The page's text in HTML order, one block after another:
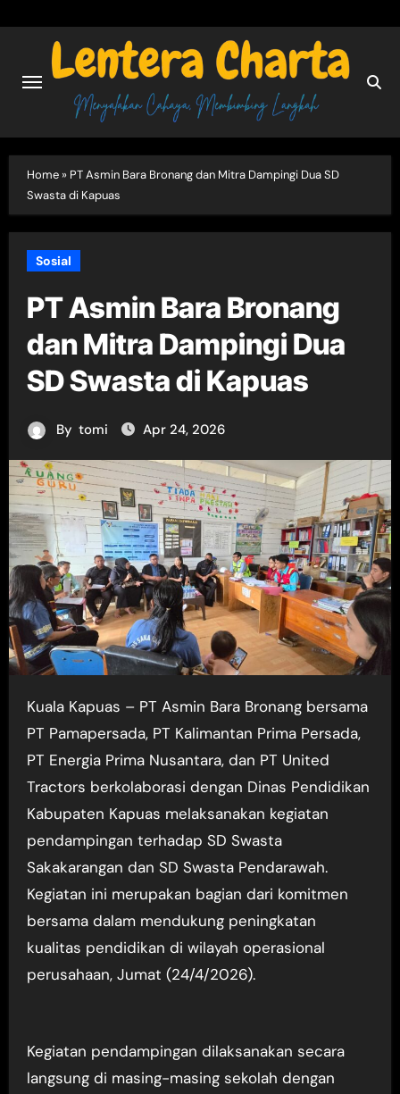
Home» PT Asmin Bara Bronang dan Mitra Dampingi Dua SD
Swasta di Kapuas
Sosial
PT Asmin Bara Bronang
dan Mitra Dampingi Dua
SD Swasta di Kapuas
By tomi Apr 24, 2026
Kuala Kapuas – PT Asmin Bara Bronang bersama
PT Pamapersada, PT Kalimantan Prima Persada,
PT Energia Prima Nusantara, dan PT United
Tractors berkolaborasi dengan Dinas Pendidikan
Kabupaten Kapuas melaksanakan kegiatan
pendampingan terhadap SD Swasta
Sakakarangan dan SD Swasta Pendarawah.
Kegiatan ini merupakan bagian dari komitmen
bersama dalam mendukung peningkatan
kualitas pendidikan di wilayah operasional
perusahaan, Jumat (24/4/2026).
Kegiatan pendampingan dilaksanakan secara
langsung di masing-masing sekolah dengan